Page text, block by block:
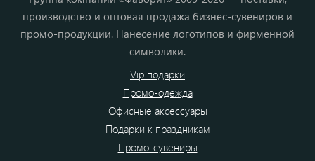
производство и оптовая продажа бизнес-сувениров и
промо-продукции. Нанесение логотипов и фирменной
символики.
Vip подарки
Промо-одежда
Офисные аксессуары
Подарки к праздникам
Промо-сувениры